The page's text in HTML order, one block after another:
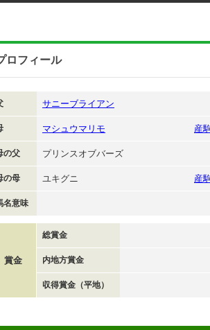
ロフィール
サニーブライアン
マシュウマリモ 産
の父 プリンスオブバーズ
の母 ユキグニ 産
名意味
賞金
総賞金
内地方賞金
収得賞金（平地）